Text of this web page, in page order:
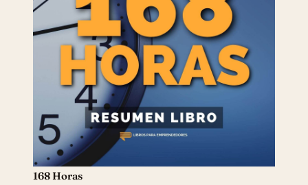
168 Horas